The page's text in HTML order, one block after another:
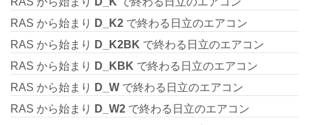
RAS から始まり
D_K2 で終わる日立のエアコン
RAS から始まり
D_K2BK で終わる日立のエアコン
RAS から始まり
D_KBK で終わる日立のエアコン
RAS から始まり
D_W で終わる日立のエアコン
RAS から始まり
D_W2 で終わる日立のエアコン